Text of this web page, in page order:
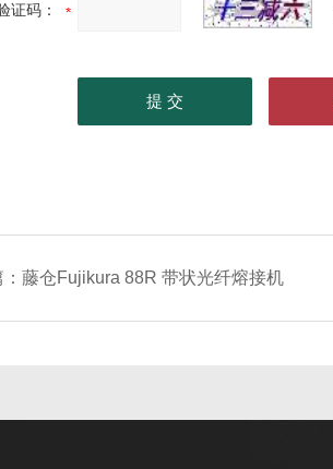
证码：
：藤仓Fujikura 88R 带状光纤熔接机